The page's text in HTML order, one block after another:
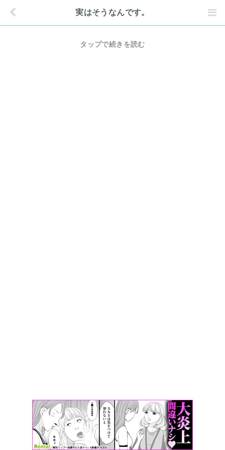
実はそうなんです。
タップで続きを読む